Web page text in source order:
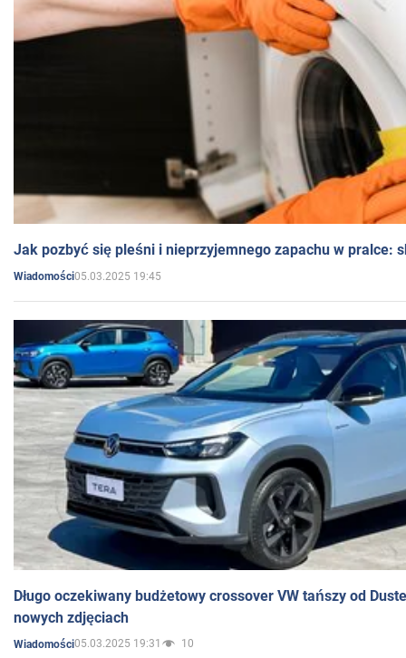
Jak pozbyć się pleśni i nieprzyjemnego zapachu w pralce:
Wiadomości05.03.2025 19:45
Długo oczekiwany budżetowy crossover VW tańszy od
nowych zdjęciach
Wiadomości05.03.2025 19:31 10